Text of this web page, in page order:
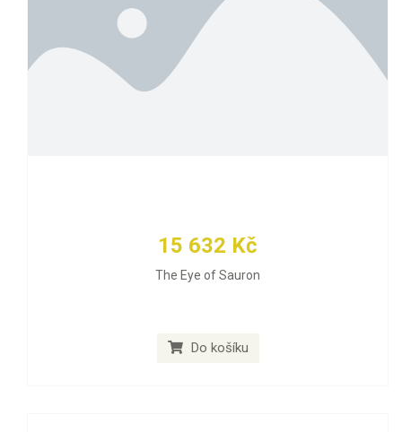
15 632 Kč
The Eye of Sauron
Do košíku